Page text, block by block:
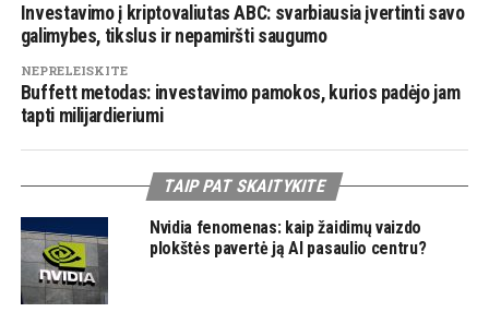
Investavimo į kriptovaliutas ABC: svarbiausia įvertinti savo
galimybes, tikslus ir nepamiršti saugumo
NEPRELEISKITE
Buffett metodas: investavimo pamokos, kurios padėjo jam
tapti milijardieriumi
TAIP PAT SKAITYKITE
Nvidia fenomenas: kaip žaidimų vaizdo
plokštės pavertė ją AI pasaulio centru?